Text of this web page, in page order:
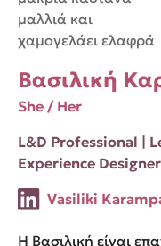
Βασιλική
She / Her
L&D Professional |
Experience Designer
Vasiliki
Η Βασιλική είναι